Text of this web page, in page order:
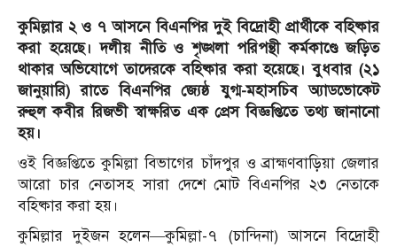
কুমিল্লার ২ ও ৭ আসনে বিএনপির দুই বিদ্রোহী প্রার্থীকে বহিষ্কার
করা হয়েছে। দলীয় নীতি ও শৃঙ্খলা পরিপন্থী কর্মকাণ্ডে জড়িত
থাকার অভিযোগে তাদেরকে বহিষ্কার করা হয়েছে। বুধবার (২১
জানুয়ারি) রাতে বিএনপির জ্যেষ্ঠ যুগ্ম-মহাসচিব অ্যাডভোকেট
রুহুল কবীর রিজভী স্বাক্ষরিত এক প্রেস বিজ্ঞপ্তিতে তথ্য জানানো
হয়।
ওই বিজ্ঞপ্তিতে কুমিল্লা বিভাগের চাঁদপুর ও ব্রাহ্মণবাড়িয়া জেলার
আরো চার নেতাসহ সারা দেশে মোট বিএনপির ২৩ নেতাকে
বহিষ্কার করা হয়।
কুমিল্লার দুইজন হলেন—কুমিল্লা-৭ (চান্দিনা) আসনে বিদ্রোহী